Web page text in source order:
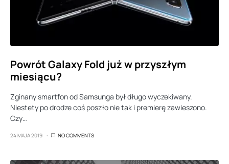
Powrót Galaxy Fold już w przyszłym
miesiącu?
Zginany smartfon od Samsunga był długo wyczekiwany.
Niestety po drodze coś poszło nie tak i premierę zawieszono.
Czy…
24 MAJA 2019 NO COMMENTS